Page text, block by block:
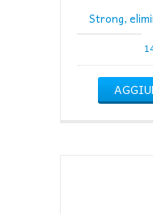
Strong,